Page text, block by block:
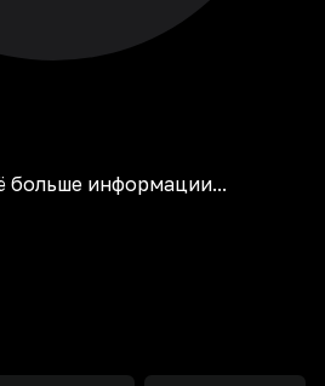
больше информации...